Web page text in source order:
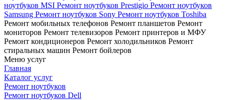
ноутбуков MSI Ремонт ноутбуков Prestigio Ремонт ноутбуков
Samsung Ремонт ноутбуков Sony Ремонт ноутбуков Toshiba
Ремонт мобильных телефонов Ремонт планшетов Ремонт
мониторов Ремонт телевизоров Ремонт принтеров и МФУ
Ремонт кондиционеров Ремонт холодильников Ремонт
стиральных машин Ремонт бойлеров
Меню услуг
Главная
Каталог услуг
Ремонт ноутбуков
Ремонт ноутбуков Dell